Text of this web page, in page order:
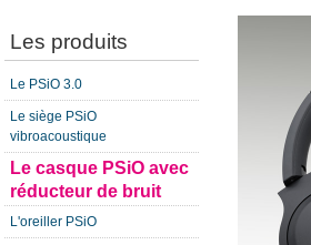
Les produits
Le PSiO 3.0
Le siège PSiO
vibroacoustique
Le casque PSiO avec
réducteur de bruit
L'oreiller PSiO